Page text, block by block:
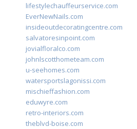
lifestylechauffeurservice.com
EverNewNails.com
insideoutdecoratingcentre.com
salvatoresinpoint.com
jovialfloralco.com
johnlscotthometeam.com
u-seehomes.com
watersportslagonissi.com
mischieffashion.com
eduwyre.com
retro-interiors.com
theblvd-boise.com